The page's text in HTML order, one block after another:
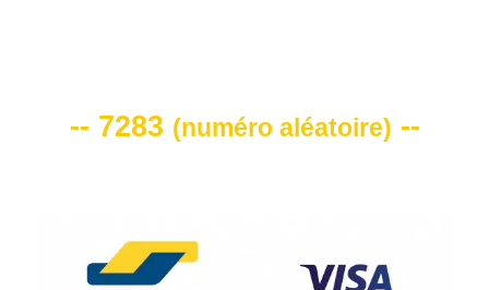
-- 7283 (numéro aléatoire) --